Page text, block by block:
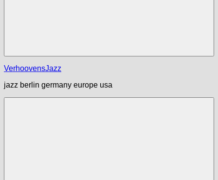
VerhoovensJazz
jazz berlin germany europe usa